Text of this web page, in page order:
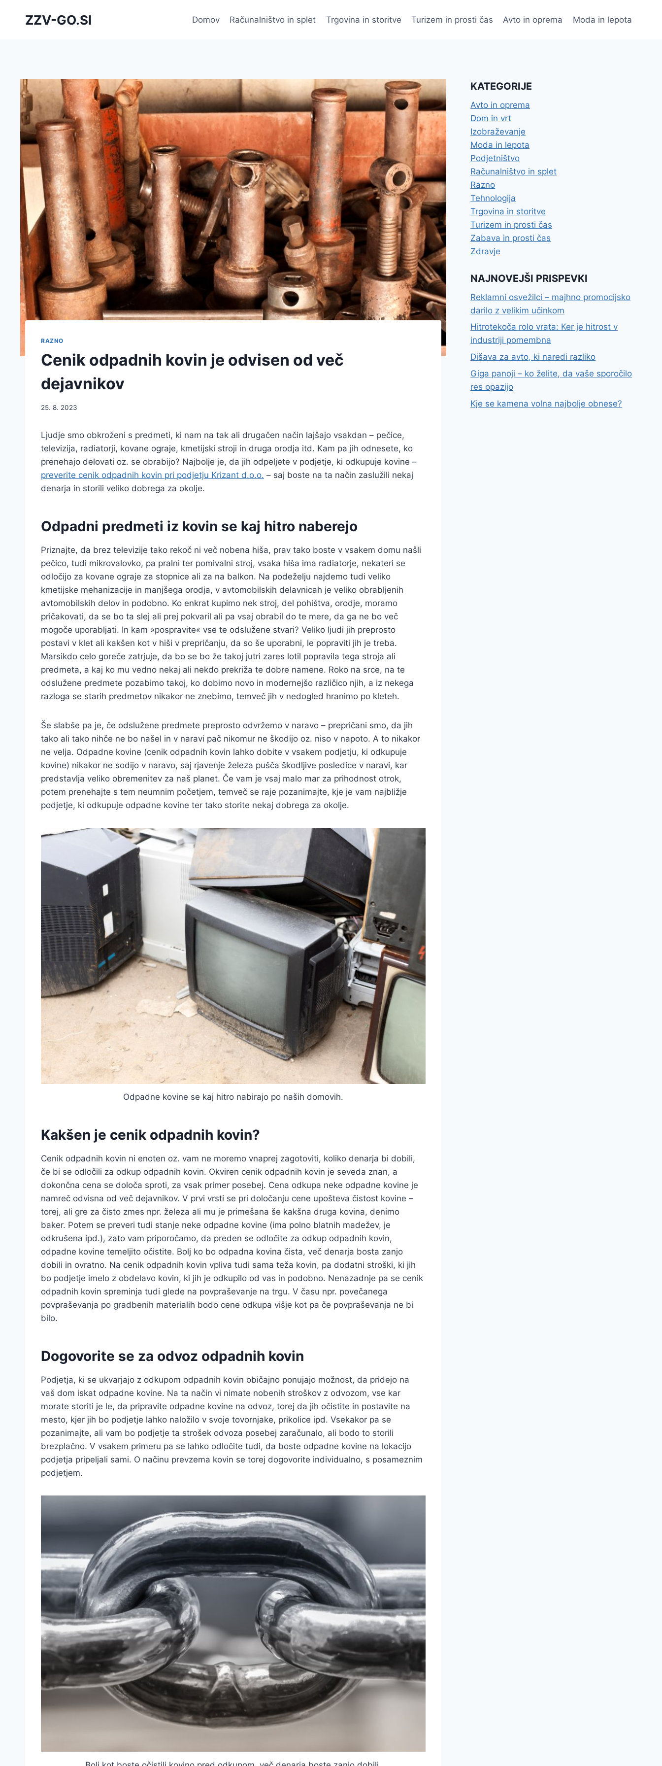
ZZV-GO.SI Domov Računalništvo in splet Trgovina in storitve Turizem in prosti čas Avto in oprema Moda in lepota
RAZNO
Cenik odpadnih kovin je odvisen od več
dejavnikov
25. 8. 2023
Ljudje smo obkroženi s predmeti, ki nam na tak ali drugačen način lajšajo vsakdan – pečice,
televizija, radiatorji, kovane ograje, kmetijski stroji in druga orodja itd. Kam pa jih odnesete, ko
prenehajo delovati oz. se obrabijo? Najbolje je, da jih odpeljete v podjetje, ki odkupuje kovine –
preverite cenik odpadnih kovin pri podjetju Krizant d.o.o. – saj boste na ta način zaslužili nekaj
denarja in storili veliko dobrega za okolje.
Odpadni predmeti iz kovin se kaj hitro naberejo
Priznajte, da brez televizije tako rekoč ni več nobena hiša, prav tako boste v vsakem domu našli
pečico, tudi mikrovalovko, pa pralni ter pomivalni stroj, vsaka hiša ima radiatorje, nekateri se
odločijo za kovane ograje za stopnice ali za na balkon. Na podeželju najdemo tudi veliko
kmetijske mehanizacije in manjšega orodja, v avtomobilskih delavnicah je veliko obrabljenih
avtomobilskih delov in podobno. Ko enkrat kupimo nek stroj, del pohištva, orodje, moramo
pričakovati, da se bo ta slej ali prej pokvaril ali pa vsaj obrabil do te mere, da ga ne bo več
mogoče uporabljati. In kam »pospravite« vse te odslužene stvari? Veliko ljudi jih preprosto
postavi v klet ali kakšen kot v hiši v prepričanju, da so še uporabni, le popraviti jih je treba.
Marsikdo celo goreče zatrjuje, da bo se bo že takoj jutri zares lotil popravila tega stroja ali
predmeta, a kaj ko mu vedno nekaj ali nekdo prekriža te dobre namene. Roko na srce, na te
odslužene predmete pozabimo takoj, ko dobimo novo in modernejšo različico njih, a iz nekega
razloga se starih predmetov nikakor ne znebimo, temveč jih v nedogled hranimo po kleteh.
Še slabše pa je, če odslužene predmete preprosto odvržemo v naravo – prepričani smo, da jih
tako ali tako nihče ne bo našel in v naravi pač nikomur ne škodijo oz. niso v napoto. A to nikakor
ne velja. Odpadne kovine (cenik odpadnih kovin lahko dobite v vsakem podjetju, ki odkupuje
kovine) nikakor ne sodijo v naravo, saj rjavenje železa pušča škodljive posledice v naravi, kar
predstavlja veliko obremenitev za naš planet. Če vam je vsaj malo mar za prihodnost otrok,
potem prenehajte s tem neumnim početjem, temveč se raje pozanimajte, kje je vam najbližje
podjetje, ki odkupuje odpadne kovine ter tako storite nekaj dobrega za okolje.
Odpadne kovine se kaj hitro nabirajo po naših domovih.
Kakšen je cenik odpadnih kovin?
Cenik odpadnih kovin ni enoten oz. vam ne moremo vnaprej zagotoviti, koliko denarja bi dobili,
če bi se odločili za odkup odpadnih kovin. Okviren cenik odpadnih kovin je seveda znan, a
dokončna cena se določa sproti, za vsak primer posebej. Cena odkupa neke odpadne kovine je
namreč odvisna od več dejavnikov. V prvi vrsti se pri določanju cene upošteva čistost kovine –
torej, ali gre za čisto zmes npr. železa ali mu je primešana še kakšna druga kovina, denimo
baker. Potem se preveri tudi stanje neke odpadne kovine (ima polno blatnih madežev, je
odkrušena ipd.), zato vam priporočamo, da preden se odločite za odkup odpadnih kovin,
odpadne kovine temeljito očistite. Bolj ko bo odpadna kovina čista, več denarja bosta zanjo
dobili in ovratno. Na cenik odpadnih kovin vpliva tudi sama teža kovin, pa dodatni stroški, ki jih
bo podjetje imelo z obdelavo kovin, ki jih je odkupilo od vas in podobno. Nenazadnje pa se cenik
odpadnih kovin spreminja tudi glede na povpraševanje na trgu. V času npr. povečanega
povpraševanja po gradbenih materialih bodo cene odkupa višje kot pa če povpraševanja ne bi
bilo.
Dogovorite se za odvoz odpadnih kovin
Podjetja, ki se ukvarjajo z odkupom odpadnih kovin običajno ponujajo možnost, da pridejo na
vaš dom iskat odpadne kovine. Na ta način vi nimate nobenih stroškov z odvozom, vse kar
morate storiti je le, da pripravite odpadne kovine na odvoz, torej da jih očistite in postavite na
mesto, kjer jih bo podjetje lahko naložilo v svoje tovornjake, prikolice ipd. Vsekakor pa se
pozanimajte, ali vam bo podjetje ta strošek odvoza posebej zaračunalo, ali bodo to storili
brezplačno. V vsakem primeru pa se lahko odločite tudi, da boste odpadne kovine na lokacijo
podjetja pripeljali sami. O načinu prevzema kovin se torej dogovorite individualno, s posameznim
podjetjem.
KATEGORIJE
Avto in oprema
Dom in vrt
Izobraževanje
Moda in lepota
Podjetništvo
Računalništvo in splet
Razno
Tehnologija
Trgovina in storitve
Turizem in prosti čas
Zabava in prosti čas
Zdravje
NAJNOVEJŠI PRISPEVKI
Reklamni osvežilci – majhno promocijsko
darilo z velikim učinkom
Hitrotekoča rolo vrata: Ker je hitrost v
industriji pomembna
Dišava za avto, ki naredi razliko
Giga panoji – ko želite, da vaše sporočilo
res opazijo
Kje se kamena volna najbolje obnese?